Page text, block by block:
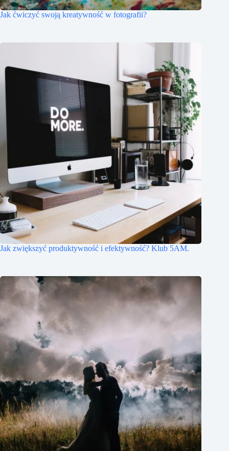
Jak ćwiczyć swoją kreatywność w fotografii?
Jak zwiększyć produktywność i efektywność? Klub 5AM.